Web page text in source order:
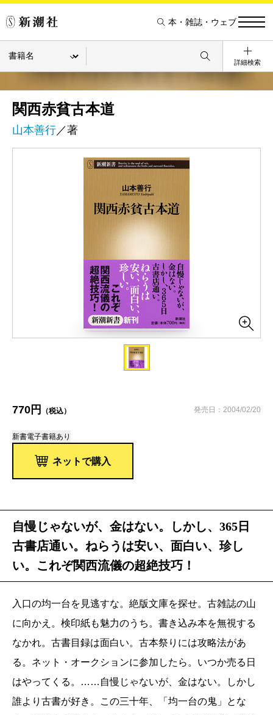
本・雑誌・ウェブ
詳細検索
関西赤貧古本道
山本善行／著
770円 （税込） 発売日：2004/02/20
新書電子書籍あり
ネットで購入
自慢じゃないが、金はない。しかし、365日
古書店通い。ねらうは安い、面白い、珍し
い。これぞ関西流儀の超絶技巧！
入口の均一台を見逃すな。絶版文庫を探せ。古雑誌の山
に向かえ。検印紙も魅力のうち。書き込み本を無視する
なかれ。古書目録は面白い。古本祭りには攻略法があ
る。ネット・オークションに参加したら。いつか売る日
はやってくる。……自慢じゃないが、金はない。しかし
誰より古書が好き。この三十年、「均一台の鬼」とな